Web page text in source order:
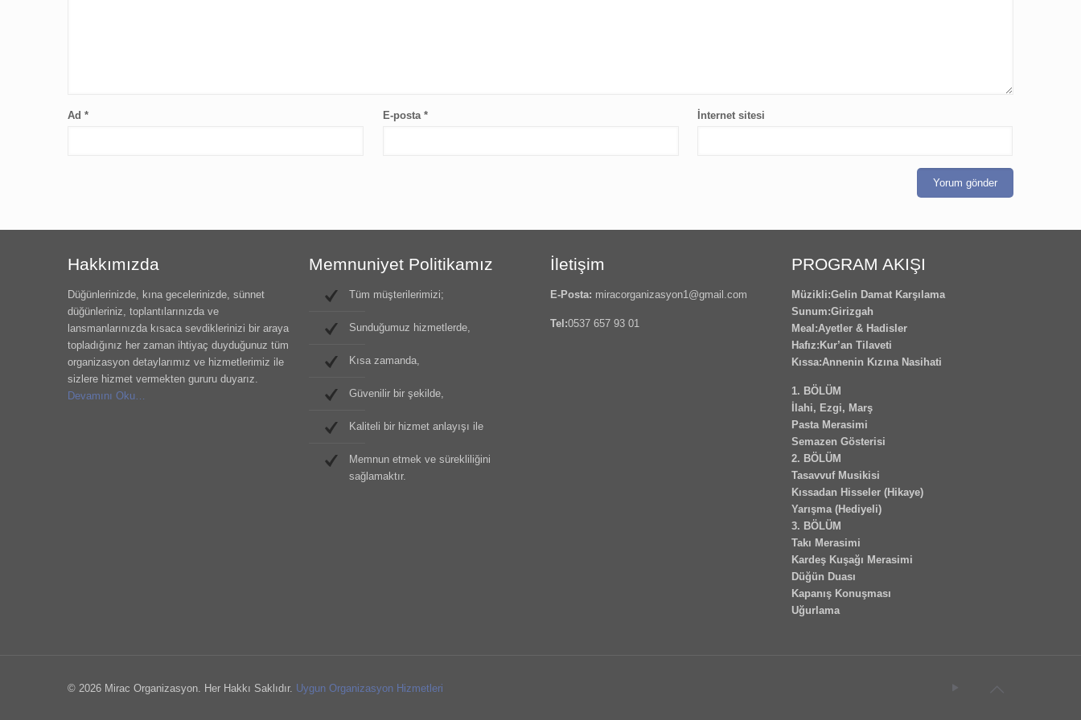
Ad * E-posta * İnternet sitesi
Hakkımızda
Düğünlerinizde, kına gecelerinizde, sünnet
düğünleriniz, toplantılarınızda ve
lansmanlarınızda kısaca sevdiklerinizi bir araya
topladığınız her zaman ihtiyaç duyduğunuz tüm
organizasyon detaylarımız ve hizmetlerimiz ile
sizlere hizmet vermekten gururu duyarız.
Devamını Oku…
Memnuniyet Politikamız
Tüm müşterilerimizi;
Sunduğumuz hizmetlerde,
Kısa zamanda,
Güvenilir bir şekilde,
Kaliteli bir hizmet anlayışı ile
Memnun etmek ve sürekliliğini
sağlamaktır.
İletişim
E-Posta: miracorganizasyon1@gmail.com
Tel:0537 657 93 01
PROGRAM AKIŞI
Müzikli:Gelin Damat Karşılama
Sunum:Girizgah
Meal:Ayetler & Hadisler
Hafız:Kur’an Tilaveti
Kıssa:Annenin Kızına Nasihati
1. BÖLÜM
İlahi, Ezgi, Marş
Pasta Merasimi
Semazen Gösterisi
2. BÖLÜM
Tasavvuf Musikisi
Kıssadan Hisseler (Hikaye)
Yarışma (Hediyeli)
3. BÖLÜM
Takı Merasimi
Kardeş Kuşağı Merasimi
Düğün Duası
Kapanış Konuşması
Uğurlama
© 2026 Mirac Organizasyon. Her Hakkı Saklıdır. Uygun Organizasyon Hizmetleri